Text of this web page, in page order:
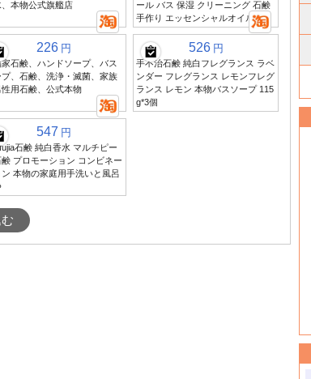
、本物公式旗艦店
ール バス 保湿 クリーニング 石鹸
手作り エッセンシャルオイル
226 円
石鹸、ハンドソープ、バス
プ、石鹸、洗浄・滅菌、家族
性用石鹸、公式本物
526 円
手不治石鹸 純白フレグランス ラベ
ンダー フレグランス レモンフレグ
ランス レモン 本物バスソープ 115
g*3個
547 円
石鹸 純白香水 マルチピー
鹸 プロモーション コンビネー
ン 本物の家庭用手洗いと風呂